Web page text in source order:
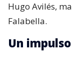
Hugo Avilés,
Falabella.
Un